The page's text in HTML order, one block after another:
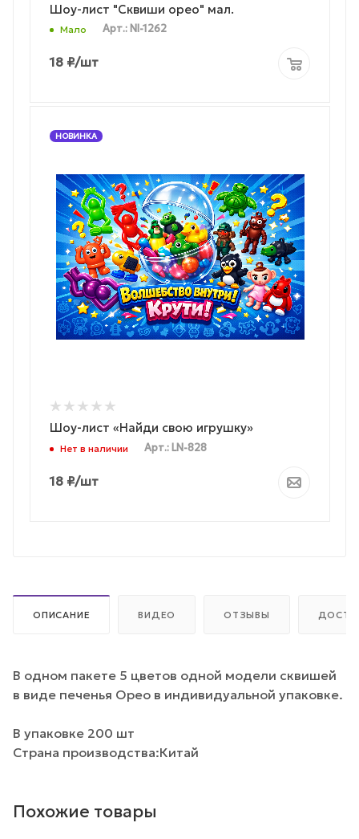
Шоу-лист "Сквиши орео" мал.
Мало Арт.: NI-1262
18 ₽/шт
НОВИНКА
Шоу-лист «Найди свою игрушку»
Нет в наличии Арт.: LN-828
18 ₽/шт
ОПИСАНИЕ ВИДЕО ОТЗЫВЫ
В одном пакете 5 цветов одной модели сквишей
в виде печенья Орео в индивидуальной упаковке.
В упаковке 200 шт
Страна производства:Китай
Похожие товары